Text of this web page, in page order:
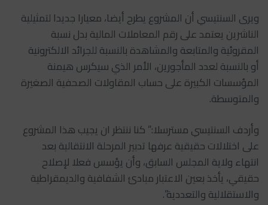
ويرى السنتيسي أن المشروع يطرح أيضا، معيارا جديدا لتمثيلية
الناشرين يعتمد على رقم المعاملات المالية بدل نسبة
المقروئية والمتابعة والمشاهدة بالنسبة للجرائد الالكترونية
أو بالنسبة لعدد المأجورين، الأمر الذي سيكرس هيمنة
المؤسسات الكبيرة على حساب المقاولات الصحفية الصغيرة
والمتوسطة.
وأردف السنتيسي مسترسلا:” كنا ننتظر ان يجيب هذا المشروع
على اختلالات حقيقية عرفها تدبير المرحلة الانتقالية بعد
انتهاء ولاية المجلس السابق، وأن يؤسس فعلا لإصلاح
حقيقي، يأخذ بعين الاعتبار مبادئ الشفافية والديمقراطية
والاستقلالية والتعددية”.